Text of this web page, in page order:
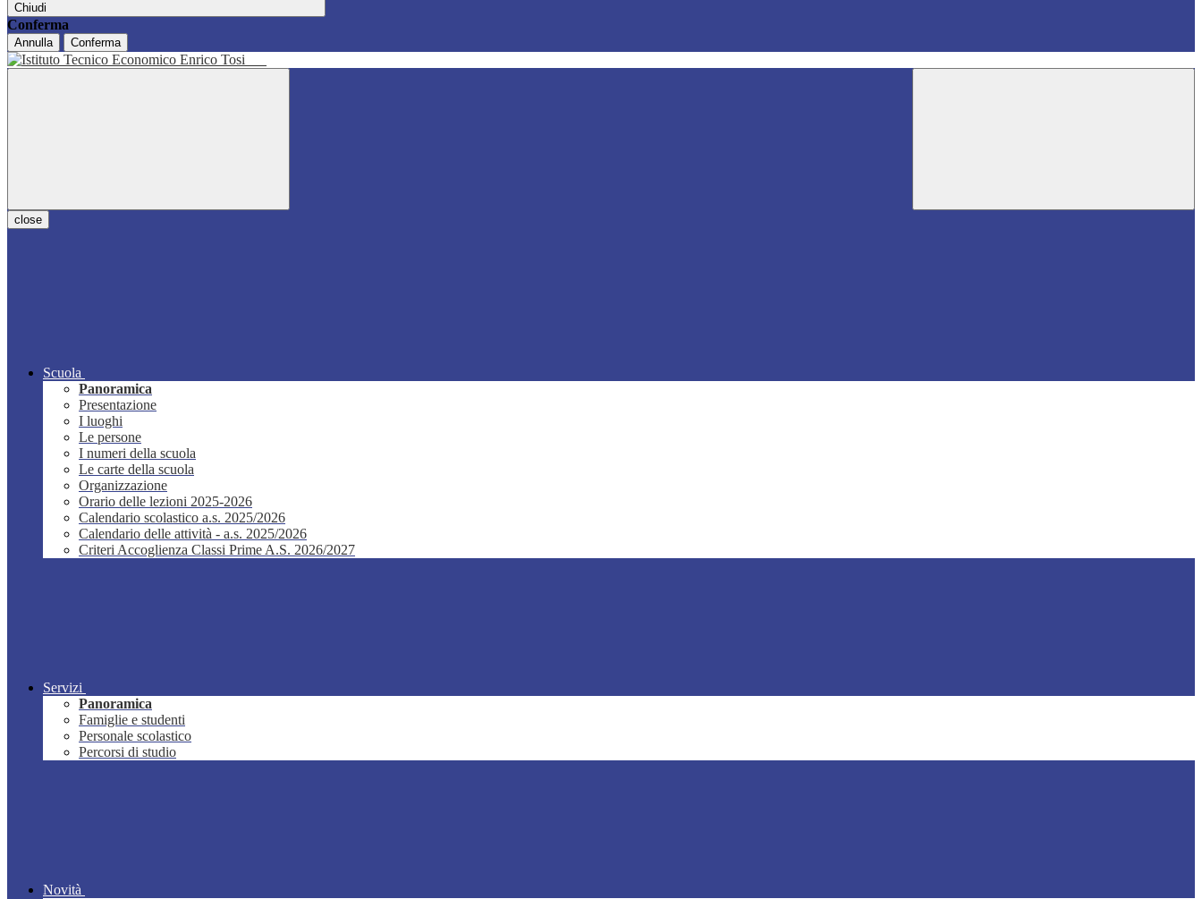
Chiudi
Conferma
Annulla Conferma
close
Scuola
Panoramica
Presentazione
I luoghi
Le persone
I numeri della scuola
Le carte della scuola
Organizzazione
Orario delle lezioni 2025-2026
Calendario scolastico a.s. 2025/2026
Calendario delle attività - a.s. 2025/2026
Criteri Accoglienza Classi Prime A.S. 2026/2027
Servizi
Panoramica
Famiglie e studenti
Personale scolastico
Percorsi di studio
Novità